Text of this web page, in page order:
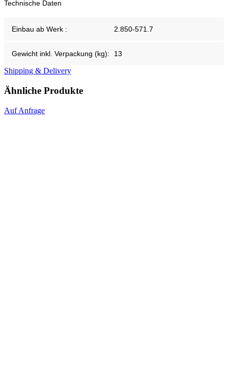
Technische Daten
Einbau ab Werk : 2.850-571.7
Gewicht inkl. Verpackung (kg): 13
Shipping & Delivery
Ähnliche Produkte
Auf Anfrage